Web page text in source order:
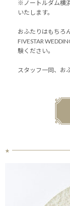
※ノートルダム横
いたします。
おふたりはもちろ
FIVESTAR
験ください。
スタッフ一同、お